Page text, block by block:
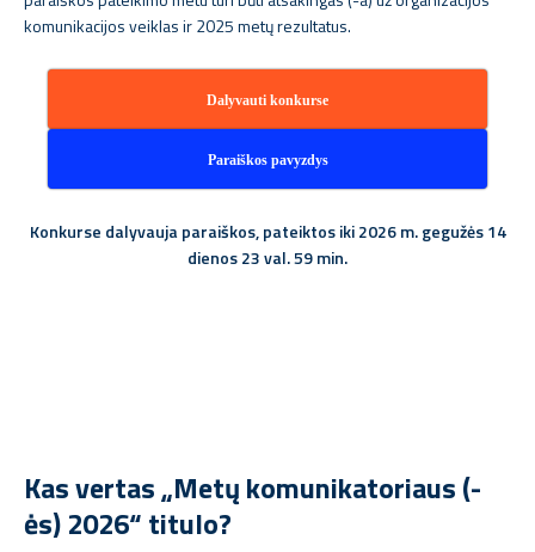
komunikacijos veiklas ir 2025 metų rezultatus.
Dalyvauti konkurse
Paraiškos pavyzdys
Konkurse dalyvauja paraiškos, pateiktos iki 2026 m. gegužės 14
dienos 23 val. 59 min.
Kas vertas „Metų komunikatoriaus (-
ės) 2026“ titulo?